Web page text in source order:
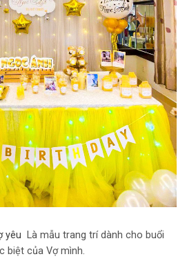
yêu
Là mẫu trang trí dành cho buổi
biệt của Vợ mình.